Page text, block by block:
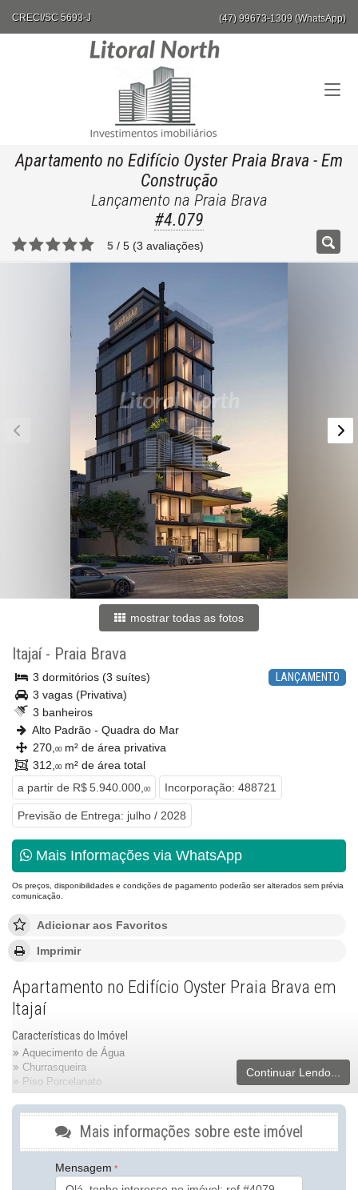
CRECI/SC 5693-J (47) 99673-1309 (WhatsApp)
Apartamento no Edifício Oyster Praia Brava - Em
Construção
Lançamento na Praia Brava
#4.079
5 / 5 (3 avaliações)
mostrar todas as fotos
Itajaí- Praia Brava
LANÇAMENTO
3 dormitórios (3 suítes)
3 vagas (Privativa)
3 banheiros
Alto Padrão - Quadra do Mar
270, 00m² de área privativa
312, 00m² de área total
a partir de R$ 5.940.000, 00 Incorporação: 488721
Previsão de Entrega: julho / 2028
Mais Informações via WhatsApp
Os preços, disponibilidades e condições de pagamento poderão ser alterados sem prévia
comunicação.
Adicionar aos Favoritos
Imprimir
Apartamento no Edifício Oyster Praia Brava em
Itajaí
Características do Imóvel
Aquecimento de Água
Churrasqueira
Piso Porcelanato
Piso Vinílico
Infra para Ar Split
Vista Livre
Vista Mar
Acabamento em Gesso
Vista Panorâmica
Aceita Pet
Continuar Lendo...
Mais informações sobre este imóvel
Mensagem